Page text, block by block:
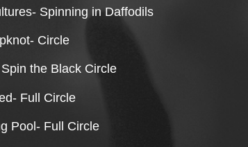
Spinning in Daffodils
Circle
the Black Circle
Full Circle
Pool- Full Circle